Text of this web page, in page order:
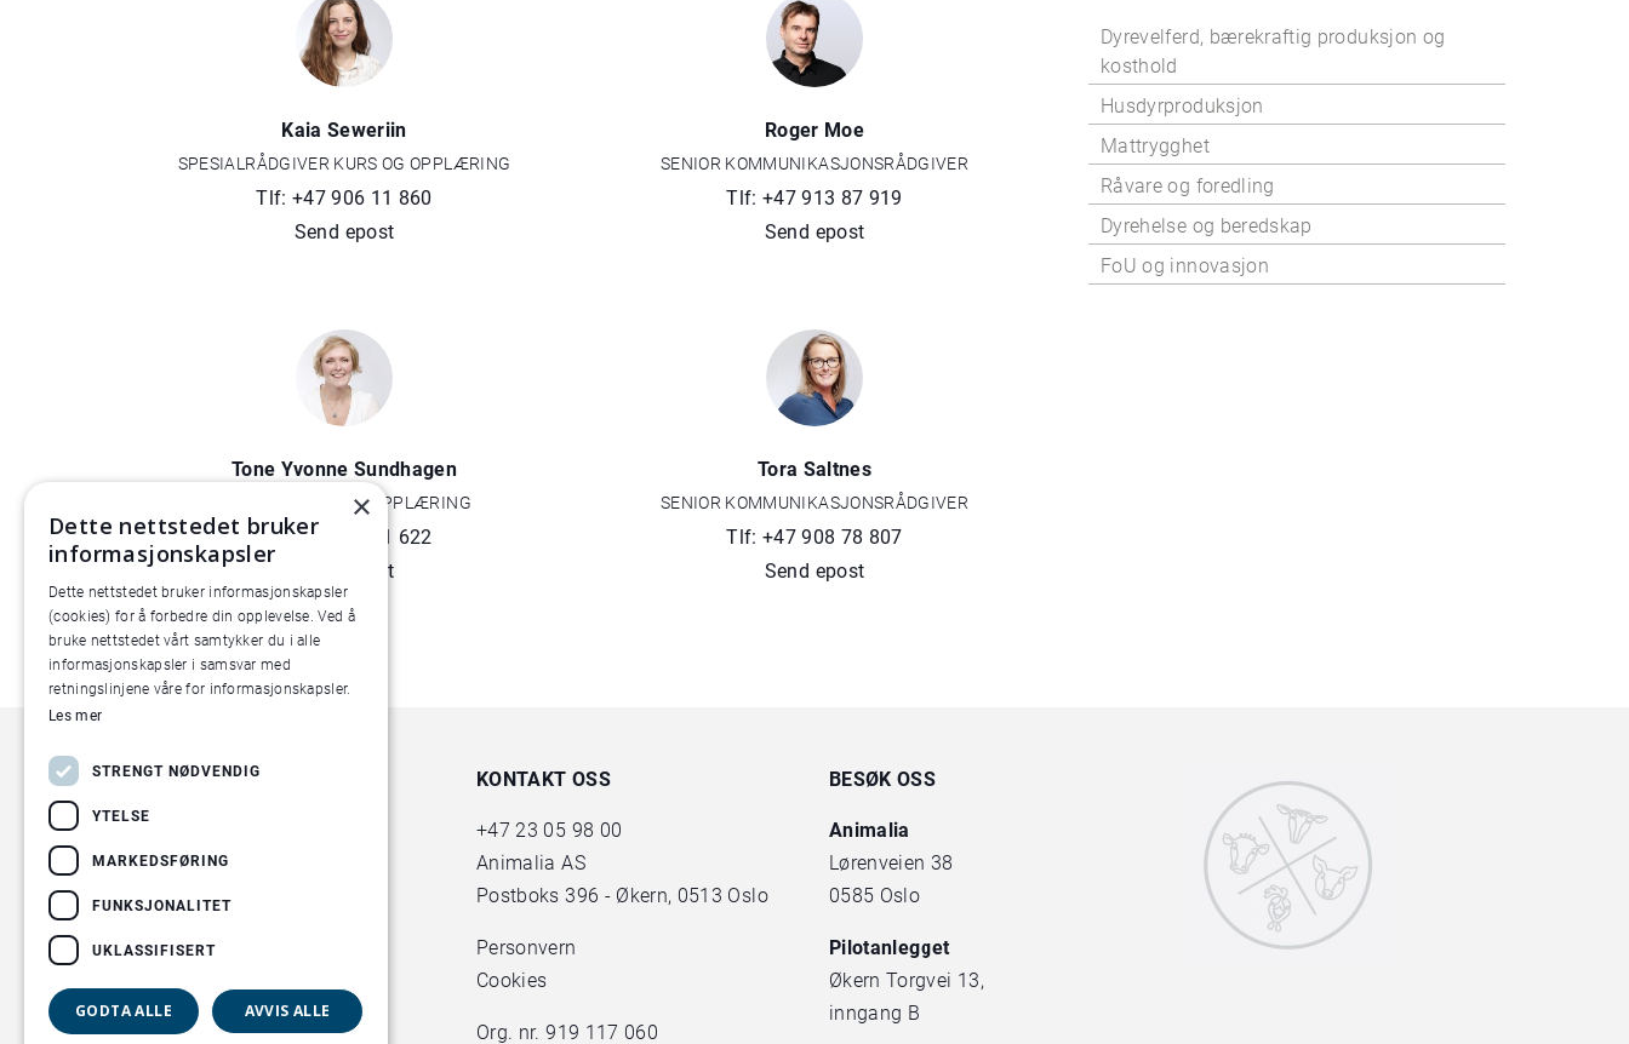
Kaia Seweriin
SPESIALRÅDGIVER KURS OG OPPLÆRING
Tlf: +47 906 11 860
Send epost
Roger Moe
SENIOR KOMMUNIKASJONSRÅDGIVER
Tlf: +47 913 87 919
Send epost
Tone Yvonne Sundhagen
FAGSJEF KURS OG OPPLÆRING
Tlf: +47 922 81 622
Send epost
Tora Saltnes
SENIOR KOMMUNIKASJONSRÅDGIVER
Tlf: +47 908 78 807
Send epost
Dyrevelferd, bærekraftig produksjon og
kosthold
Husdyrproduksjon
Mattrygghet
Råvare og foredling
Dyrehelse og beredskap
FoU og innovasjon
KONTAKT OSS
+47 23 05 98 00
Animalia AS
Postboks 396 - Økern, 0513 Oslo
Personvern
Cookies
Org. nr. 919 117 060
BESØK OSS
Animalia
Lørenveien 38
0585 Oslo
Pilotanlegget
Økern Torgvei 13,
inngang B
×
Dette nettstedet bruker
informasjonskapsler
Dette nettstedet bruker informasjonskapsler
(cookies) for å forbedre din opplevelse. Ved å
bruke nettstedet vårt samtykker du i alle
informasjonskapsler i samsvar med
retningslinjene våre for informasjonskapsler.
Les mer
STRENGT NØDVENDIG
YTELSE
MARKEDSFØRING
FUNKSJONALITET
UKLASSIFISERT
GODTA ALLE AVVIS ALLE